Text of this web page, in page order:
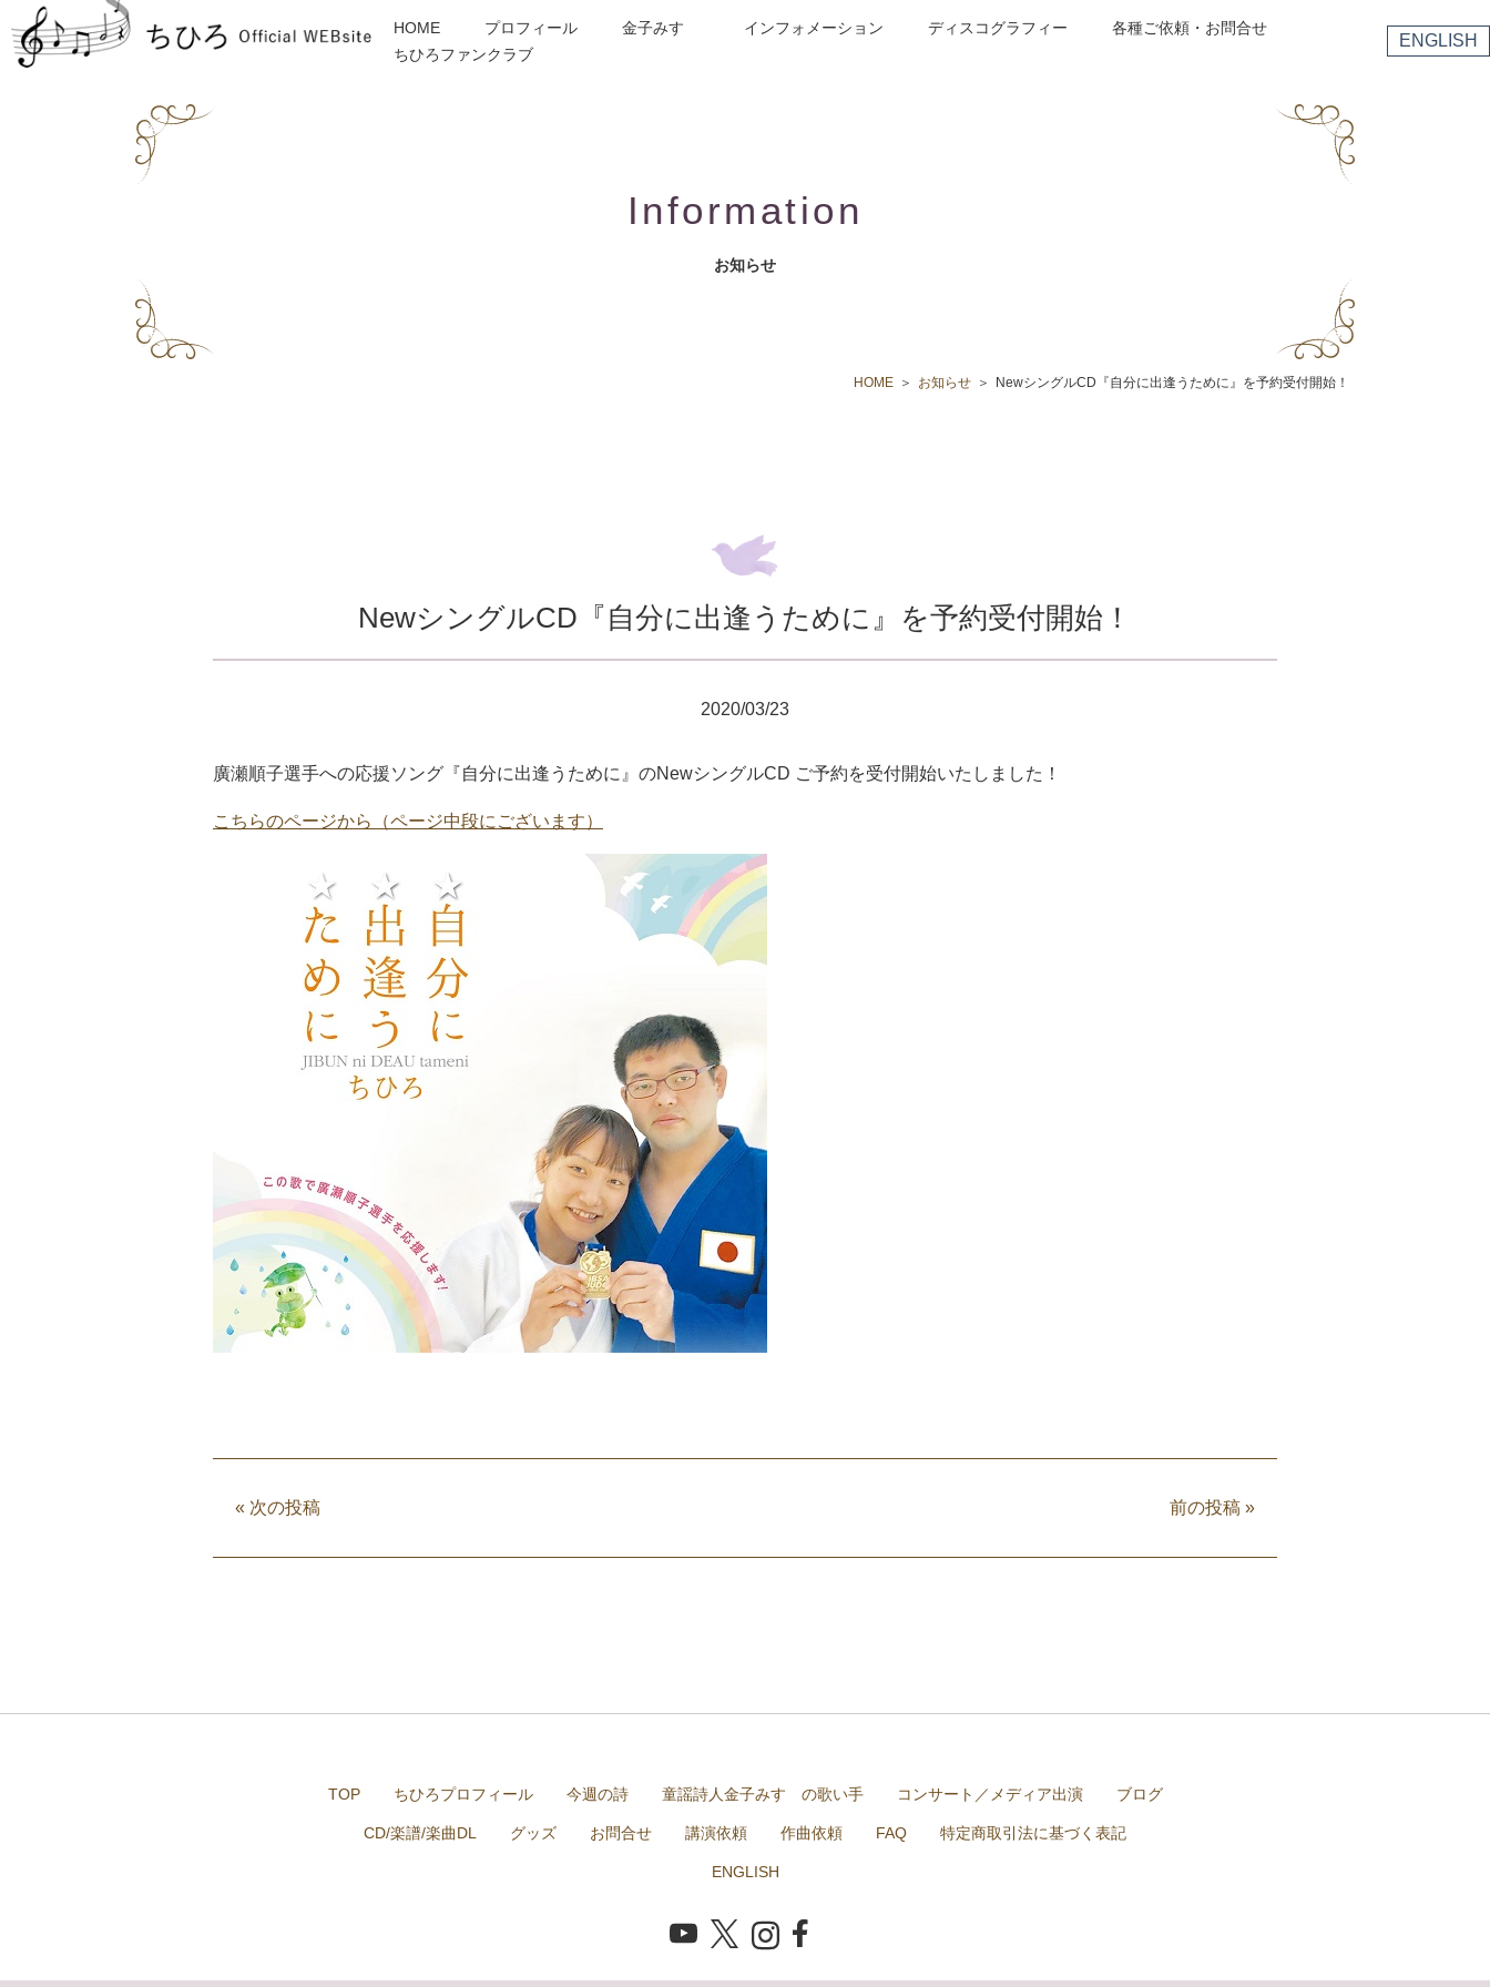
HOME プロフィール 金子みすゞ インフォメーション ディスコグラフィー 各種ご依頼・お問合せ
ちひろファンクラブ
ENGLISH
Information
お知らせ
HOME お知らせ NewシングルCD『自分に出逢うために』を予約受付開始！
NewシングルCD『自分に出逢うために』を予約受付開始！
2020/03/23
廣瀬順子選手への応援ソング『自分に出逢うために』のNewシングルCD ご予約を受付開始いたしました！
こちらのページから（ページ中段にございます）
« 次の投稿 前の投稿 »
TOP ちひろプロフィール 今週の詩 童謡詩人金子みすゞの歌い手 コンサート／メディア出演 ブログ
CD/楽譜/楽曲DL グッズ お問合せ 講演依頼 作曲依頼 FAQ 特定商取引法に基づく表記
ENGLISH